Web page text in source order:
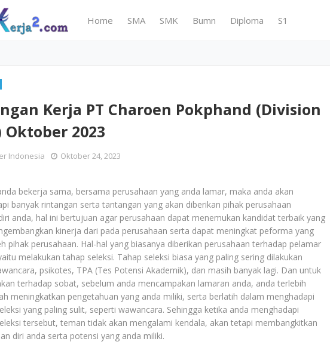
Home SMA SMK Bumn Diploma S1
Kerja PT Charoen Pokphand (Division
Oktober 2023
Indonesia Oktober 24, 2023
bekerja sama, bersama perusahaan yang anda lamar, maka anda akan
banyak rintangan serta tantangan yang akan diberikan pihak perusahaan
anda, hal ini bertujuan agar perusahaan dapat menemukan kandidat terbaik yang
kinerja dari pada perusahaan serta dapat meningkat peforma yang
pihak perusahaan. Hal-hal yang biasanya diberikan perusahaan terhadap pelamar
melakukan tahap seleksi. Tahap seleksi biasa yang paling sering dilakukan
psikotes, TPA (Tes Potensi Akademik), dan masih banyak lagi. Dan untuk
terhadap sobat, sebelum anda mencampakan lamaran anda, anda terlebih
meningkatkan pengetahuan yang anda miliki, serta berlatih dalam menghadapi
yang paling sulit, seperti wawancara. Sehingga ketika anda menghadapi
tersebut, teman tidak akan mengalami kendala, akan tetapi membangkitkan
diri anda serta potensi yang anda miliki.